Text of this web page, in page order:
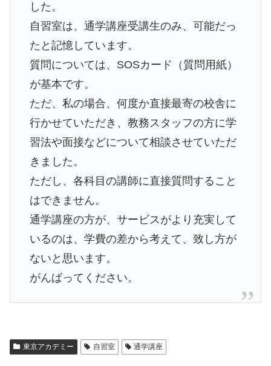
した。
自習室は、通学講座受講生のみ、可能だっ
たと記憶しています。
質問については、SOSカード（質問用紙）
が基本です。
ただ、私の場合、何度か直接最寄の校舎に
行かせていただき、教務スタッフの方に学
習法や面接などについて相談させていただ
きました。
ただし、各科目の講師に直接質問すること
はできません。
通学講座の方が、サービスがより充実して
いるのは、学費の差から考えて、致し方が
ないと思います。
がんばってください。
東京アカデミー 自習室 通学講座